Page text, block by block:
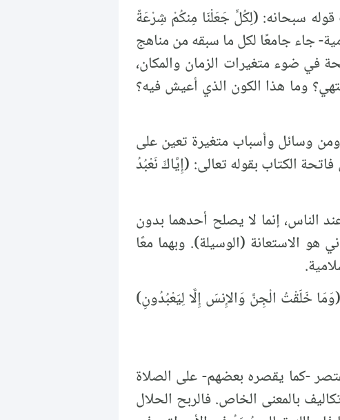
سبحانه: (لِكُلٍّ جَعَلْنَا مِنكُمْ شِرْعَةً
الإسلامية- جاء جامعًا لكل ما سبقه من مناهج
في ضوء متغيرات الزمان والمكان،
وما هذا الكون الذي أعيش فيه؟
وسائل وأسباب متغيرة تعين على
الكتاب بقوله تعالى: (إِيَّاكَ نَعْبُدُ
الناس، إنما لا يصلح أحدهما بدون
هو الاستعانة (الوسيلة). وبهما معًا
خَلَقْتُ الْجِنَّ وَالإِنسَ إِلَّا لِيَعْبُدُونِ)
-كما يقصره بعضهم- على الصلاة
بالمعنى الخاص. فالربح الحلال